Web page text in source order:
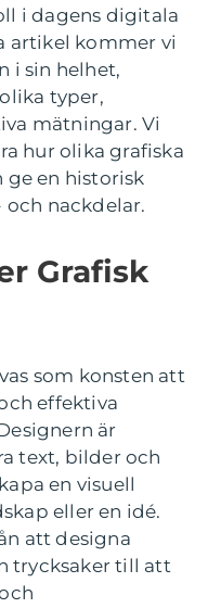
i dagens digitala
artikel kommer vi
i sin helhet,
typer,
mätningar. Vi
hur olika grafiska
ge en historisk
och nackdelar.
Grafisk
som konsten att
effektiva
är
text, bilder och
en visuell
eller en idé.
att designa
trycksaker till att